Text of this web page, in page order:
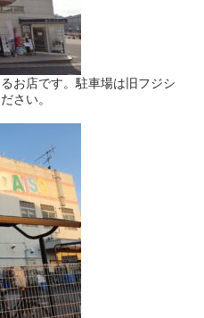
お店です。駐車場は旧フジシ
さい。